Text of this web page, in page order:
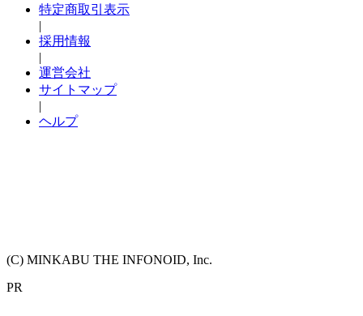
特定商取引表示
|
採用情報
|
運営会社
サイトマップ
|
ヘルプ
(C) MINKABU THE INFONOID, Inc.
PR